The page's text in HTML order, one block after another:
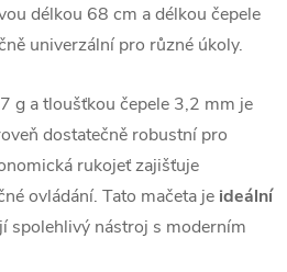
délkou 68 cm a délkou čepele
univerzální pro různé úkoly.
g a tloušťkou čepele 3,2 mm je
dostatečně robustní pro
rukojeť zajišťuje
ovládání. Tato mačeta je ideální
spolehlivý nástroj s moderním